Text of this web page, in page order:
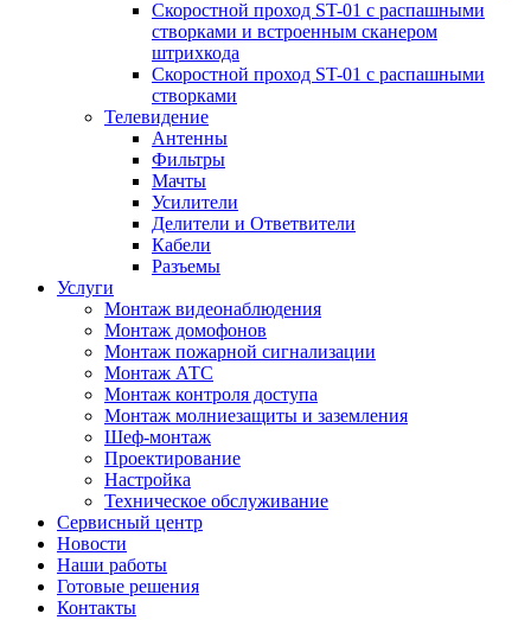
Скоростной проход ST-01 с распашными
створками и встроенным сканером
штрихкода
Скоростной проход ST-01 с распашными
створками
Телевидение
Антенны
Фильтры
Мачты
Усилители
Делители и Ответвители
Кабели
Разъемы
Услуги
Монтаж видеонаблюдения
Монтаж домофонов
Монтаж пожарной сигнализации
Монтаж АТС
Монтаж контроля доступа
Монтаж молниезащиты и заземления
Шеф-монтаж
Проектирование
Настройка
Техническое обслуживание
Сервисный центр
Новости
Наши работы
Готовые решения
Контакты